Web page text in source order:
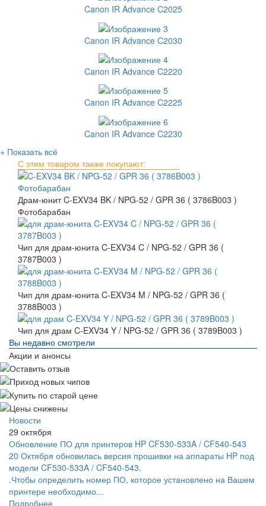
Canon IR Advance C2025
Canon IR Advance C2030
Canon IR Advance C2220
Canon IR Advance C2225
Canon IR Advance C2230
+ Показать всё
С этим товаром также покупают:
Драм-юнит C-EXV34 BK / NPG-52 / GPR 36 ( 3786B003 )
Фотобарабан
Чип для драм-юнита C-EXV34 C / NPG-52 / GPR 36 (
3787B003 )
Чип для драм-юнита C-EXV34 M / NPG-52 / GPR 36 (
3788B003 )
Чип для драм C-EXV34 Y / NPG-52 / GPR 36 ( 3789B003 )
Вы недавно смотрели
Акции и анонсы
Новости
29 октября
Обновление ПО для принтеров HP CF530-533A / CF540-543
20 Октября обновилась версия прошивки на аппараты HP под
модели CF530-533A / CF540-543.
.Чтобы определить номер ПО, которое установлено на Вашем
принтере необходимо...
Подробнее